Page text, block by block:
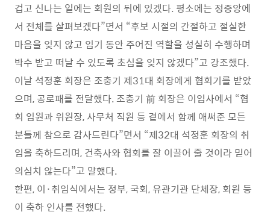
겁고 신나는 일에는 회원의 뒤에 있겠다. 평소에는 정중앙에
서 전체를 살펴보겠다”면서 “후보 시절의 간절하고 절실한
마음을 잊지 않고 임기 동안 주어진 역할을 성실히 수행하며
박수 받고 떠날 수 있도록 초심을 잊지 않겠다”고 강조했다.
이날 석정훈 회장은 조충기 제31대 회장에게 협회기를 받았
으며, 공로패를 전달했다. 조충기 前 회장은 이임사에서 “협
회 임원과 위원장, 사무처 직원 등 곁에서 함께 애써준 모든
분들께 참으로 감사드린다”면서 “제32대 석정훈 회장의 취
임을 축하드리며, 건축사와 협회를 잘 이끌어 줄 것이라 믿어
의심치 않는다”고 말했다.
한편, 이 ·취임식에서는 정부,국회,유관기관 단체장, 회원 등
이 축하 인사를 전했다.